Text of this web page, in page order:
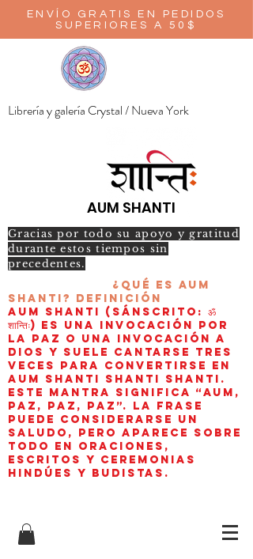
ENVÍO GRATIS EN PEDIDOS
SUPERIORES A 50$
Librería y galería Crystal / Nueva York
AUM SHANTI
Gracias por todo su apoyo y gratitud
durante estos tiempos sin
precedentes.
¿Qué es AUM
Shanti? Definición
AUM Shanti (sánscrito: ॐ
शान्तिः) es una invocación por
la paz o una invocación a
Dios y suele cantarse tres
veces para convertirse en
aum shanti shanti shanti.
Este mantra significa “AUM,
paz, paz, paz”. La frase
puede considerarse un
saludo, pero aparece sobre
todo en oraciones,
escritos y ceremonias
hindúes y budistas.